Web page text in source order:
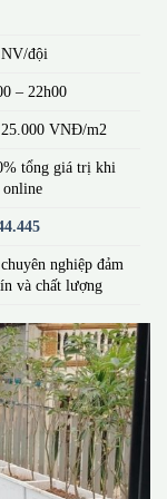
đội
– 22h00
VNĐ/m2
tổng giá trị khi
online
nghiệp đảm
và chất lượng